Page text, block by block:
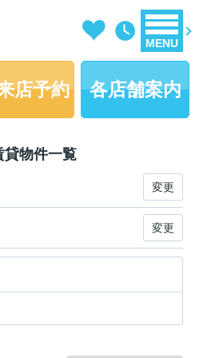
MENU
店予約 各店舗案内
貸物件一覧
変更
変更